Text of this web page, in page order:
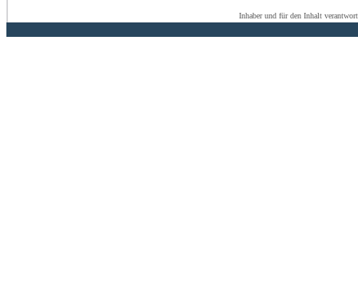
Inhaber und für den Inhalt